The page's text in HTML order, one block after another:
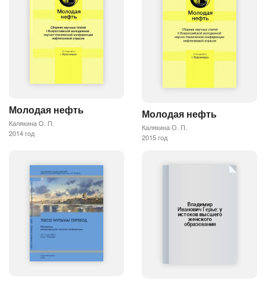
Молодая нефть
Калякина О. П.
2014 год
Молодая нефть
Калякина О. П.
2015 год